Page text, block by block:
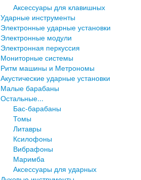
Аксессуары для клавишных
Ударные инструменты
Электронные ударные установки
Электронные модули
Электронная перкуссия
Мониторные системы
Ритм машины и Метрономы
Акустические ударные установки
Малые барабаны
Остальные...
Бас-барабаны
Томы
Литавры
Ксилофоны
Вибрафоны
Маримба
Аксессуары для ударных